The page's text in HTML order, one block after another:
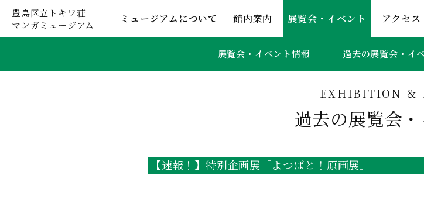
豊島区立トキワ荘
マンガミュージアム
ミュージアムについて 館内案内 展覧会・イベント
展覧会・イベント情報 過去の展覧会・イ
アクセ
EXHIBITION ＆
過去の展覧会
【速報！】特別企画展「よつばと！原画展」